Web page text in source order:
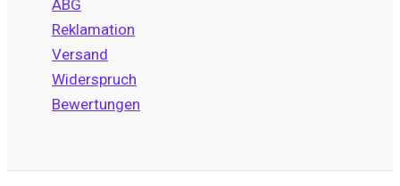
ABG
Reklamation
Versand
Widerspruch
Bewertungen